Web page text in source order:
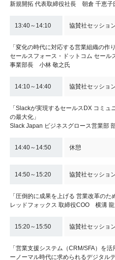
新規開拓 代表取締役社長 朝倉 千恵子
13:40～14:10 協賛社セッショ
「変化の時代に対応する営業組織の作り
セールスフォース・ドットコム セール
事業部長 小林 敬之氏
14:10～14:40 協賛社セッショ
「Slackが実現するセールスDX コミ
の最大化」
Slack Japan ビジネスグロース営業部
14:40～14:50 休憩
14:50～15:20 協賛社セッショ
「圧倒的に成果を上げる 営業改革のた
レッドフォックス 取締役COO 横溝 龍
15:20～15:50 協賛社セッショ
「営業支援システム（CRM/SFA）を
ーノーマル時代に求められるデジタル